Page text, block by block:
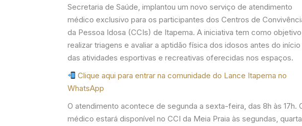
Secretaria de Saúde, implantou um novo serviço de atendimento
médico exclusivo para os participantes dos Centros de
da Pessoa Idosa (CCIs) de Itapema. A iniciativa tem como objetivo
realizar triagens e avaliar a aptidão física dos idosos antes do início
das atividades esportivas e recreativas oferecidas nos espaços.
Clique aqui para entrar na comunidade do Lance Itapema no
WhatsApp
O atendimento acontece de segunda a sexta-feira, das 8h às 17h.
médico estará disponível no CCI da Meia Praia às segundas,